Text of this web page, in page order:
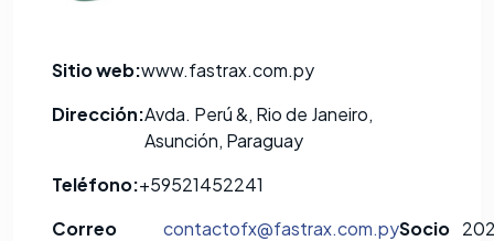
Sitio web:www.fastrax.com.py
Dirección:Avda. Perú &, Rio de Janeiro,
Asunción, Paraguay
Teléfono:+59521452241
Correo
contactofx@fastrax.com.pySocio